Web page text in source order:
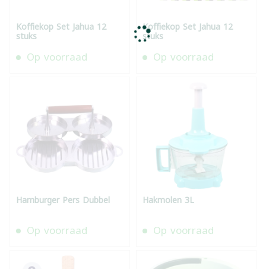
Koffiekop Set Jahua 12
stuks
Op voorraad
Koffiekop Set Jahua 12
stuks
Op voorraad
Hamburger Pers Dubbel
Op voorraad
Hakmolen 3L
Op voorraad